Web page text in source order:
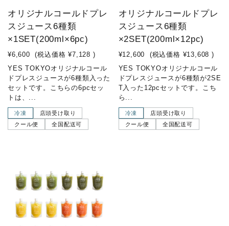
オリジナルコールドプレ
スジュース6種類
×1SET(200ml×6pc)
¥6,600 (税込価格 ¥7,128 )
YES TOKYOオリジナルコール
ドプレスジュースが6種類入った
セットです。こちらの6pcセッ
トは、...
冷凍
店頭受け取り
クール便
全国配送可
オリジナルコールドプレ
スジュース6種類
×2SET(200ml×12pc)
¥12,600 (税込価格 ¥13,608 )
YES TOKYOオリジナルコール
ドプレスジュースが6種類が2SE
T入った12pcセットです。こち
ら...
冷凍
店頭受け取り
クール便
全国配送可